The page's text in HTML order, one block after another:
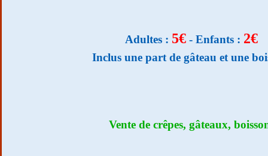
Adultes : 5€ - Enfants : 2€
Inclus une part de gâteau et une
Vente de crêpes, gâteaux,